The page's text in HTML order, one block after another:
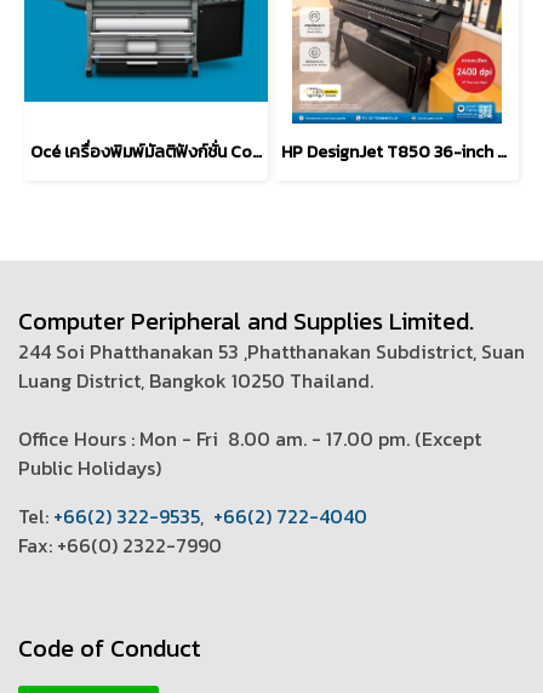
Océ เครื่องพิมพ์มัลติฟังก์ชั่น Color Wave 300 HP DesignJet T850 36-inch Multifunction Plotter Printer
Computer Peripheral and Supplies Limited.
244 Soi Phatthanakan 53 ,Phatthanakan Subdistrict, Suan
Luang District, Bangkok 10250 Thailand.
Office Hours : Mon - Fri 8.00 am. - 17.00 pm. (Except
Public Holidays)
Tel: +66(2) 322-9535, +66(2) 722-4040
Fax: +66(0) 2322-7990
Code of Conduct